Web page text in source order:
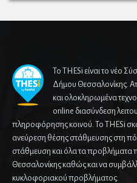
Το THESi είναι το νέο
Δήμου Θεσσαλονίκης.
και ολοκληρωμένα
online διασύνδεση
πληροφόρησης κοινού. Το THESi
ανεύρεση θέσης στάθμευσης στη
στάθμευση και όλα τα προβλήματα
Θεσσαλονίκης καθώς και να
κυκλοφοριακού προβλήματος.